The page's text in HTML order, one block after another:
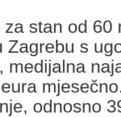
za stan od 60
Zagrebu s
medijalna
odnosno